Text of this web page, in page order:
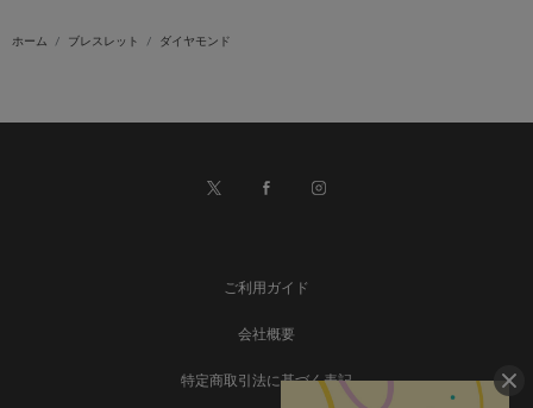
ホーム ブレスレット ダイヤモンド
ご利用ガイド
会社概要
特定商取引法に基づく表記